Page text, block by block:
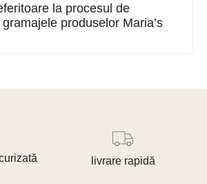
la procesul de
produselor Maria’s
livrare rapidă